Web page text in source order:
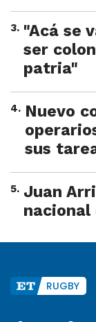
3. "Acá se
ser
patria"
4. Nuevo
sus
5. Juan
nacional
RUGBY